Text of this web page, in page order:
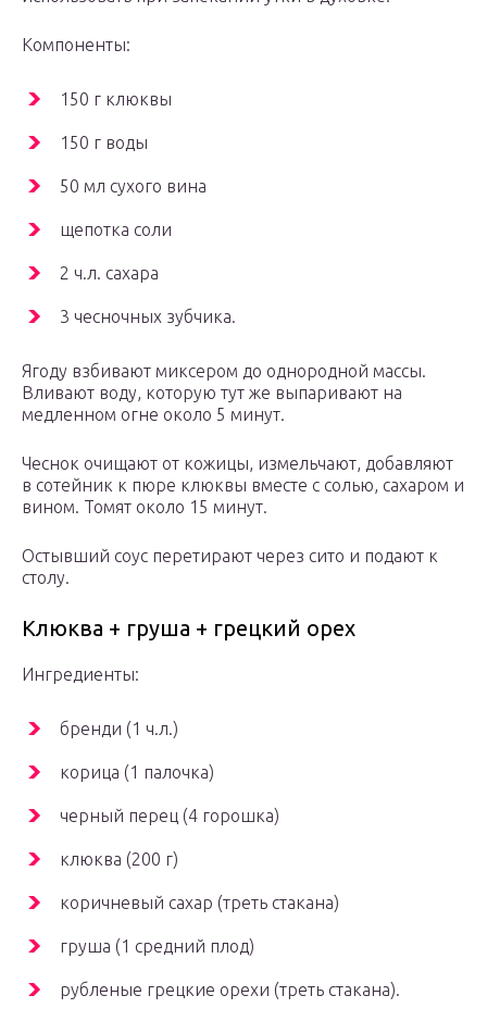
Компоненты:
150 г клюквы
150 г воды
50 мл сухого вина
щепотка соли
2 ч.л. сахара
3 чесночных зубчика.
Ягоду взбивают миксером до однородной массы.
Вливают воду, которую тут же выпаривают на
медленном огне около 5 минут.
Чеснок очищают от кожицы, измельчают, добавляют
в сотейник к пюре клюквы вместе с солью, сахаром и
вином. Томят около 15 минут.
Остывший соус перетирают через сито и подают к
столу.
Клюква + груша + грецкий орех
Ингредиенты:
бренди (1 ч.л.)
корица (1 палочка)
черный перец (4 горошка)
клюква (200 г)
коричневый сахар (треть стакана)
груша (1 средний плод)
рубленые грецкие орехи (треть стакана).